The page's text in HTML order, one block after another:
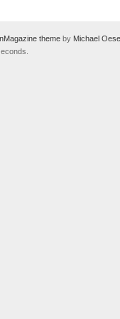
theme by Michael